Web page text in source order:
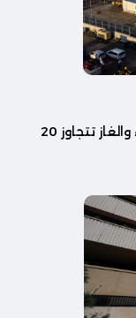
الادعاء بأن ديون الشركة التونسية للكهرباء والغاز تتجاوز 20